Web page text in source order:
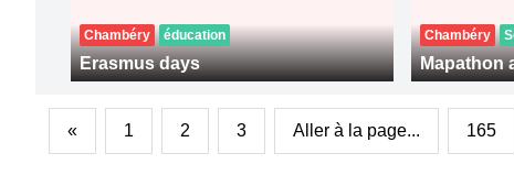
Chambéry éducation
Erasmus days
Chambéry
Mapathon
« 1 2 3 Aller à la page... 165